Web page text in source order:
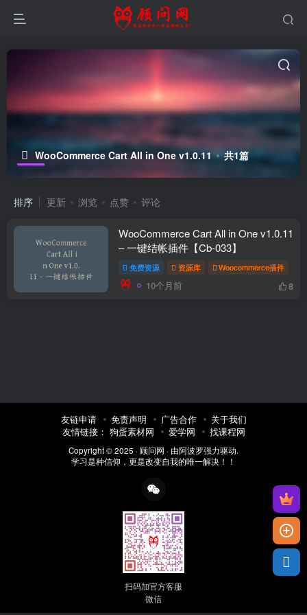
WooCommerce Cart All in One v1.0.11 共1篇
排序 更新 浏览 点赞 评论
WooCommerce Cart All in One v1.0.11
– 一键结帐插件【Cb-033】
免费资源 资源库 Woocommerce插件
10个月前 8
友链申请 免责声明 广告合作
关于我们
友情链接： 狗蛋素材网 爱学网 找课程网
Copyright © 2025 · 顾问网 · 由阿波罗强力驱动.
学习是种信仰，更是改变自我的唯一解决！！
扫码加官方客服
微信